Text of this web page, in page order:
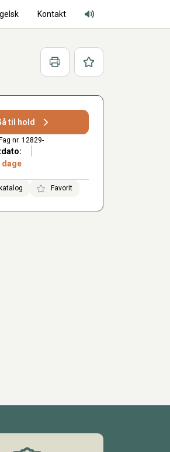
Kontakt
Adgang for alle lyd
Print Favoritter
til hold
nr. 12829-
dage
Favorit